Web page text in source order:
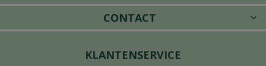
CONTACT
KLANTENSERVICE